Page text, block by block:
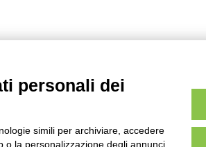
personali dei
simili per archiviare, accedere
la personalizzazione degli annunci.